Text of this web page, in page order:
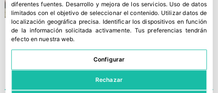
diferentes fuentes. Desarrollo y mejora de los servicios. Uso de datos
limitados con el objetivo de seleccionar el contenido. Utilizar datos de
localización geográfica precisa. Identificar los dispositivos en función
de la información solicitada activamente. Tus preferencias tendrán
efecto en nuestra web.
Configurar
Rechazar